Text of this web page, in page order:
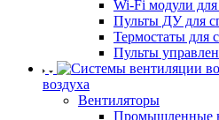
Wi-Fi модули
Пульты ДУ для
Термостаты для
Пульты
воздуха
Вентиляторы
Промышленные